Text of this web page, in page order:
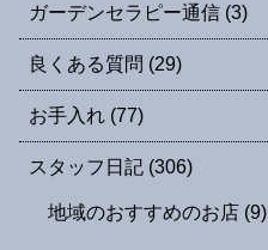
ガーデンセラピー通信 (3)
良くある質問 (29)
お手入れ (77)
スタッフ日記 (306)
地域のおすすめのお店 (9)